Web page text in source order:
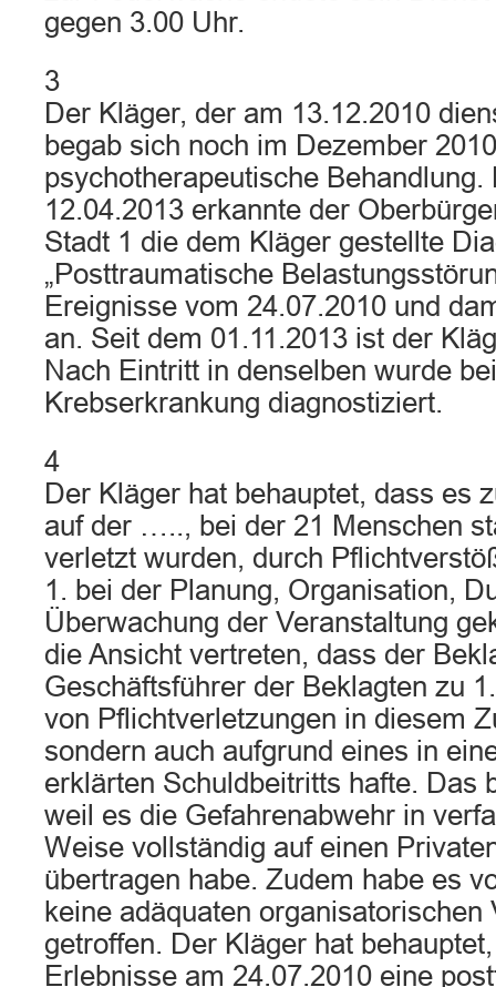
gegen 3.00 Uhr.
3
Der Kläger, der am 13.12.2010
begab sich noch im Dezember
psychotherapeutische
12.04.2013 erkannte der
Stadt 1 die dem Kläger gestellte
„Posttraumatische
Ereignisse vom 24.07.2010 und
an. Seit dem 01.11.2013 ist der
Nach Eintritt in denselben wurde
Krebserkrankung diagnostiziert.
4
Der Kläger hat behauptet, dass es
auf der ….., bei der 21 Menschen
verletzt wurden, durch
1. bei der Planung, Organisation,
Überwachung der Veranstaltung
die Ansicht vertreten, dass der
Geschäftsführer der Beklagten zu
von Pflichtverletzungen in diesem
sondern auch aufgrund eines in
erklärten Schuldbeitritts hafte. Das
weil es die Gefahrenabwehr in
Weise vollständig auf einen
übertragen habe. Zudem habe es
keine adäquaten organisatorischen
getroffen. Der Kläger hat
Erlebnisse am 24.07.2010 eine